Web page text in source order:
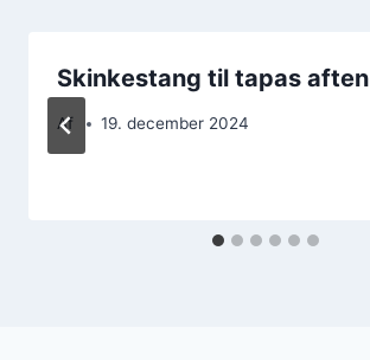
Skinkestang til tapas aften
Af 19. december 2024